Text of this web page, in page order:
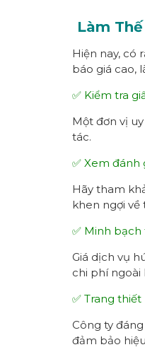
Làm
Hiện nay, có
báo giá cao,
✅ Kiểm tra
Một đơn vị
tác.
✅ Xem
Hãy tham
khen ngợi về
✅ Minh
Giá dịch vụ
chi phí ngoài
✅ Trang
Công ty
đảm bảo